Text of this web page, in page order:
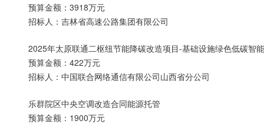
预算金额：3918万元
招标人：吉林省高速公路集团有限公司
2025年太原联通二枢纽节能降碳改造项目-基础设施绿色低碳智
预算金额：422万元
招标人：中国联合网络通信有限公司山西省分公司
乐群院区中央空调改造合同能源托管
预算金额：1900万元